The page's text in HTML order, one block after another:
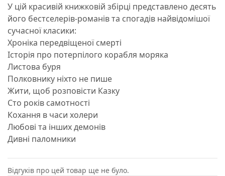
У цій красивій книжковій збірці представлено десять
його бестселерів-романів та спогадів найвідомішої
сучасної класики:
Хроніка передвіщеної смерті
Історія про потерпілого корабля моряка
Листова буря
Полковнику ніхто не пише
Жити, щоб розповісти Казку
Сто років самотності
Кохання в часи холери
Любові та інших демонів
Дивні паломники
Відгуків про цей товар ще не було.